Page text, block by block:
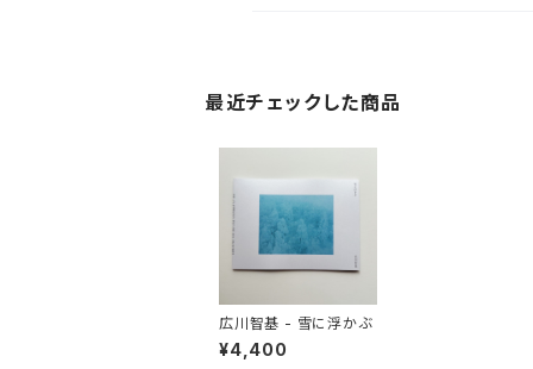
最近チェックした商品
広川智基 - 雪に浮かぶ
¥4,400